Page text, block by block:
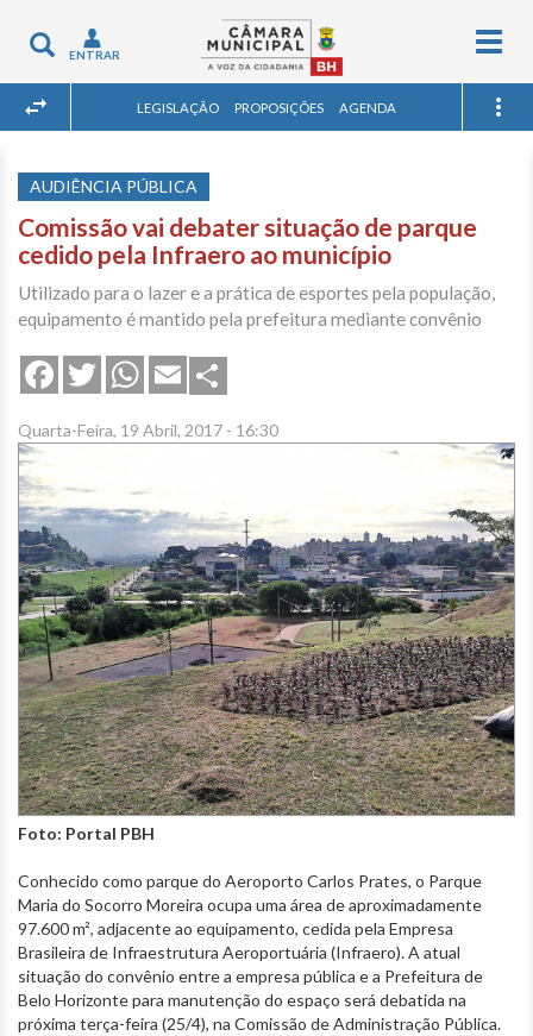
Toggle
navigation
ENTRAR
LEGISLAÇÃO PROPOSIÇÕES AGENDA
AUDIÊNCIA PÚBLICA
Comissão vai debater situação de parque
cedido pela Infraero ao município
Utilizado para o lazer e a prática de esportes pela população,
equipamento é mantido pela prefeitura mediante convênio
FacebookTwitterWhatsApp
Email
Quarta-Feira, 19 Abril, 2017 - 16:30
Foto: Portal PBH
Conhecido como parque do Aeroporto Carlos Prates, o Parque
Maria do Socorro Moreira ocupa uma área de aproximadamente
97.600 m², adjacente ao equipamento, cedida pela Empresa
Brasileira de Infraestrutura Aeroportuária (Infraero). A atual
situação do convênio entre a empresa pública e a Prefeitura de
Belo Horizonte para manutenção do espaço será debatida na
próxima terça-feira (25/4), na Comissão de Administração Pública.